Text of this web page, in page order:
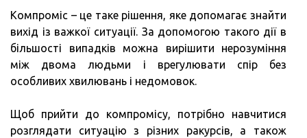
Компроміс – це таке рішення, яке допомагає знайти
вихід із важкої ситуації. За допомогою такого дії в
більшості випадків можна вирішити нерозуміння
між двома людьми і врегулювати спір без
особливих хвилювань і недомовок.
Щоб прийти до компромісу, потрібно навчитися
розглядати ситуацію з різних ракурсів, а також